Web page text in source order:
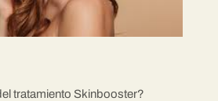
tratamiento Skinbooster?